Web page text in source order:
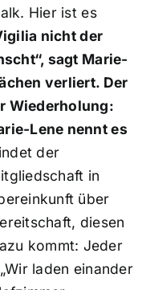
Hier ist es
nicht der
sagt Marie-
verliert. Der
Wiederholung:
Lene nennt es
der
in
über
diesen
kommt: Jeder
laden einander